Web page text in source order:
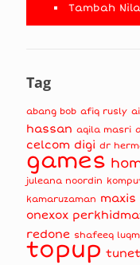
Tambah
Tag
abang bob afiq rusly ai
hassan aqila masri
celcom digi dr
games
juleana noordin
kamaruzaman maxis
onexox
redone shafeeq
topup